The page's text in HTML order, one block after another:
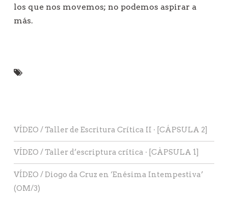
los que nos movemos; no podemos aspirar a
más.
VÍDEO / Taller de Escritura Crítica II · [CÁPSULA 2]
VÍDEO / Taller d’escriptura crítica · [CÀPSULA 1]
VÍDEO / Diogo da Cruz en ‘Enésima Intempestiva’
(OM/3)